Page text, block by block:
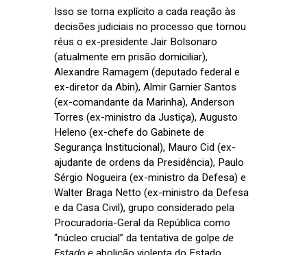
Isso se torna explícito a cada reação às
decisões judiciais no processo que tornou
réus o ex-presidente Jair Bolsonaro
(atualmente em prisão domiciliar),
Alexandre Ramagem (deputado federal e
ex-diretor da Abin), Almir Garnier Santos
(ex-comandante da Marinha), Anderson
Torres (ex-ministro da Justiça), Augusto
Heleno (ex-chefe do Gabinete de
Segurança Institucional), Mauro Cid (ex-
ajudante de ordens da Presidência), Paulo
Sérgio Nogueira (ex-ministro da Defesa) e
Walter Braga Netto (ex-ministro da Defesa
e da Casa Civil), grupo considerado pela
Procuradoria-Geral da República como
“núcleo crucial” da tentativa de golpe de